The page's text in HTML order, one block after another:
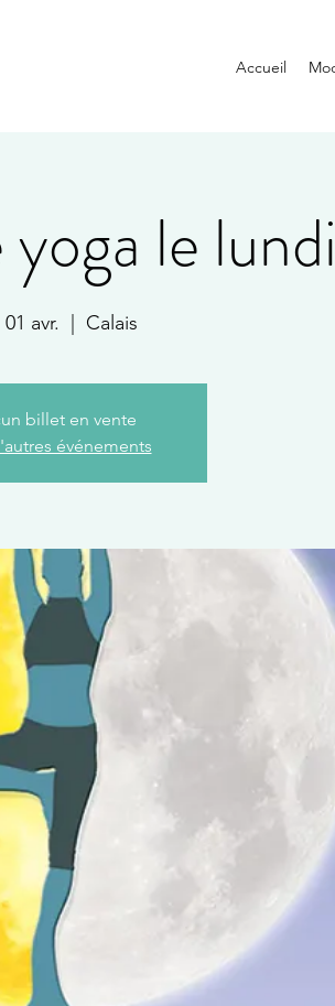
Accueil
le lundi
01 avr. Calais
billet en vente
événements